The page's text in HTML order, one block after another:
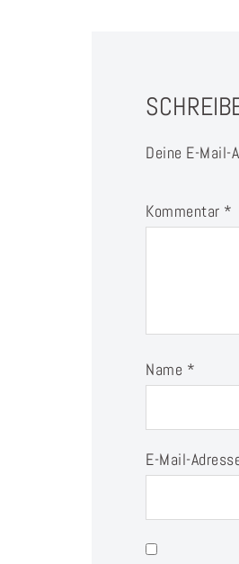
Deine E-
Kommentar *
Name *
E-Mail-